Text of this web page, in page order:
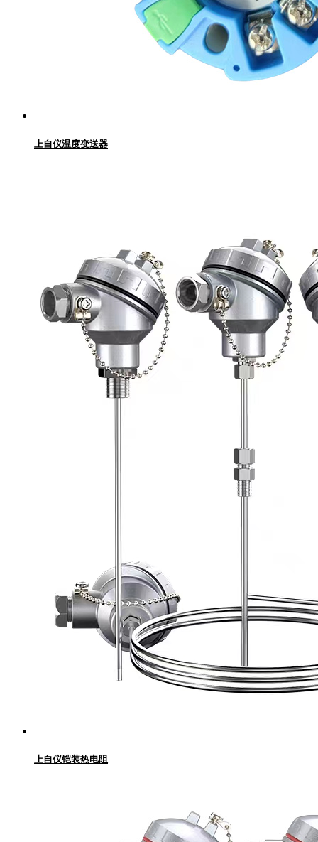
上自仪温度变送器
上自仪铠装热电阻